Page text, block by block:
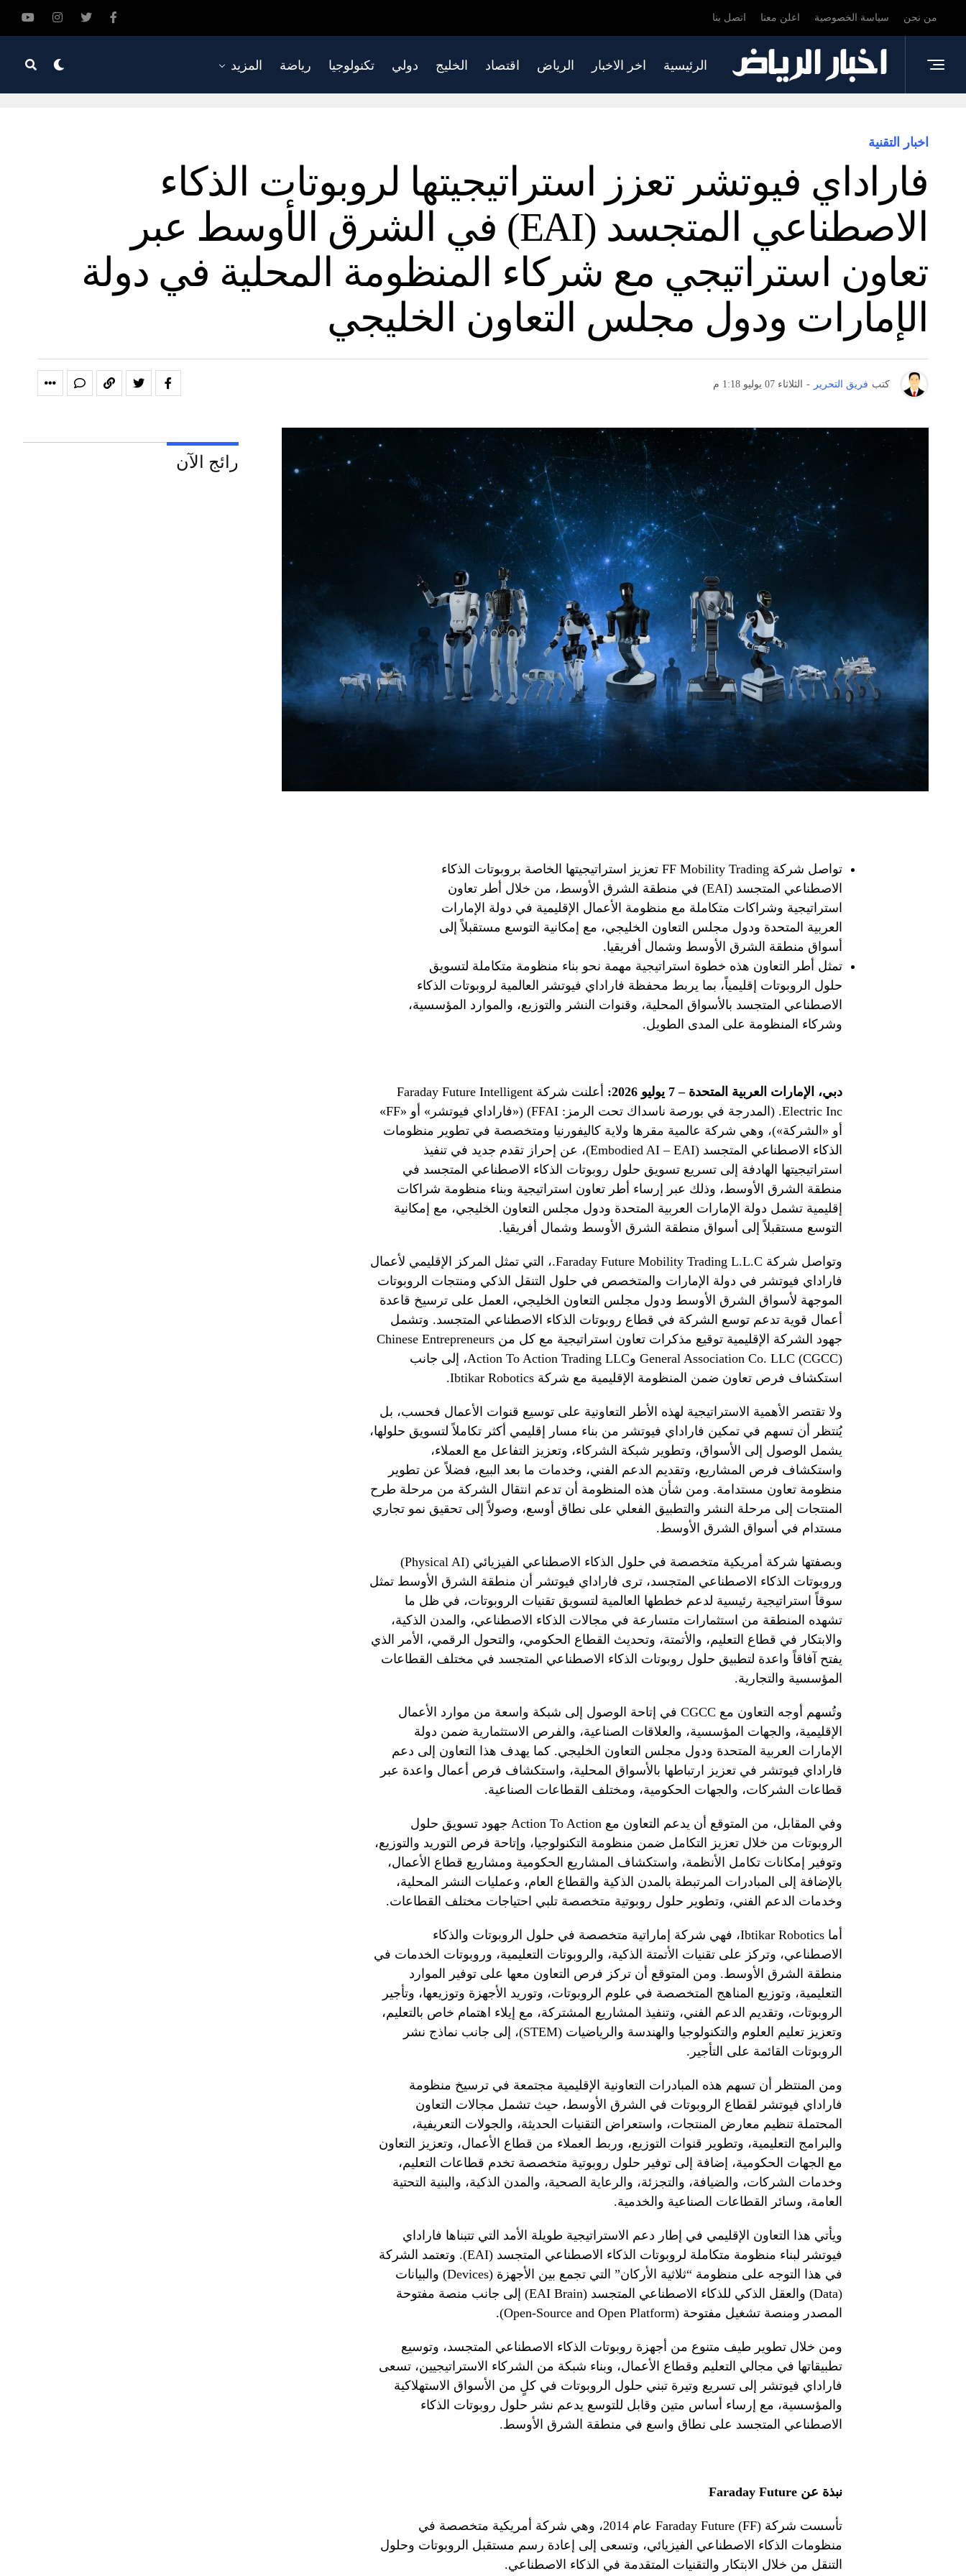
من نحن سياسة الخصوصية اعلن معنا اتصل بنا
الرئيسية اخر الاخبار الرياض اقتصاد الخليج دولي تكنولوجيا رياضة المزيد
اخبار التقنية
فاراداي فيوتشر تعزز استراتيجيتها لروبوتات الذكاء
الاصطناعي المتجسد (EAI) في الشرق الأوسط عبر
تعاون استراتيجي مع شركاء المنظومة المحلية في دولة
الإمارات ودول مجلس التعاون الخليجي
كتب فريق التحرير - الثلاثاء 07 يوليو 1:18 م
تواصل شركة FF Mobility Trading تعزيز استراتيجيتها الخاصة بروبوتات الذكاء
الاصطناعي المتجسد (EAI) في منطقة الشرق الأوسط، من خلال أطر تعاون
استراتيجية وشراكات متكاملة مع منظومة الأعمال الإقليمية في دولة الإمارات
العربية المتحدة ودول مجلس التعاون الخليجي، مع إمكانية التوسع مستقبلاً إلى
أسواق منطقة الشرق الأوسط وشمال أفريقيا.
تمثل أطر التعاون هذه خطوة استراتيجية مهمة نحو بناء منظومة متكاملة لتسويق
حلول الروبوتات إقليمياً، بما يربط محفظة فاراداي فيوتشر العالمية لروبوتات الذكاء
الاصطناعي المتجسد بالأسواق المحلية، وقنوات النشر والتوزيع، والموارد المؤسسية،
وشركاء المنظومة على المدى الطويل.
دبي، الإمارات العربية المتحدة – 7 يوليو 2026:
أعلنت شركة Faraday Future Intelligent
Electric Inc. (المدرجة في بورصة ناسداك تحت الرمز: FFAI) («فاراداي فيوتشر» أو «FF»
أو «الشركة»)، وهي شركة عالمية مقرها ولاية كاليفورنيا ومتخصصة في تطوير منظومات
الذكاء الاصطناعي المتجسد (Embodied AI – EAI)، عن إحراز تقدم جديد في تنفيذ
استراتيجيتها الهادفة إلى تسريع تسويق حلول روبوتات الذكاء الاصطناعي المتجسد في
منطقة الشرق الأوسط، وذلك عبر إرساء أطر تعاون استراتيجية وبناء منظومة شراكات
إقليمية تشمل دولة الإمارات العربية المتحدة ودول مجلس التعاون الخليجي، مع إمكانية
التوسع مستقبلاً إلى أسواق منطقة الشرق الأوسط وشمال أفريقيا.
وتواصل شركة Faraday Future Mobility Trading L.L.C.، التي تمثل المركز الإقليمي لأعمال
فاراداي فيوتشر في دولة الإمارات والمتخصص في حلول التنقل الذكي ومنتجات الروبوتات
الموجهة لأسواق الشرق الأوسط ودول مجلس التعاون الخليجي، العمل على ترسيخ قاعدة
أعمال قوية تدعم توسع الشركة في قطاع روبوتات الذكاء الاصطناعي المتجسد. وتشمل
جهود الشركة الإقليمية توقيع مذكرات تعاون استراتيجية مع كل من Chinese Entrepreneurs
General Association Co. LLC (CGCC) وAction To Action Trading LLC، إلى جانب
استكشاف فرص تعاون ضمن المنظومة الإقليمية مع شركة Ibtikar Robotics.
ولا تقتصر الأهمية الاستراتيجية لهذه الأطر التعاونية على توسيع قنوات الأعمال فحسب، بل
يُنتظر أن تسهم في تمكين فاراداي فيوتشر من بناء مسار إقليمي أكثر تكاملاً لتسويق حلولها،
يشمل الوصول إلى الأسواق، وتطوير شبكة الشركاء، وتعزيز التفاعل مع العملاء،
واستكشاف فرص المشاريع، وتقديم الدعم الفني، وخدمات ما بعد البيع، فضلاً عن تطوير
منظومة تعاون مستدامة. ومن شأن هذه المنظومة أن تدعم انتقال الشركة من مرحلة طرح
المنتجات إلى مرحلة النشر والتطبيق الفعلي على نطاق أوسع، وصولاً إلى تحقيق نمو تجاري
مستدام في أسواق الشرق الأوسط.
وبصفتها شركة أمريكية متخصصة في حلول الذكاء الاصطناعي الفيزيائي (Physical AI)
وروبوتات الذكاء الاصطناعي المتجسد، ترى فاراداي فيوتشر أن منطقة الشرق الأوسط تمثل
سوقاً استراتيجية رئيسية لدعم خططها العالمية لتسويق تقنيات الروبوتات، في ظل ما
تشهده المنطقة من استثمارات متسارعة في مجالات الذكاء الاصطناعي، والمدن الذكية،
والابتكار في قطاع التعليم، والأتمتة، وتحديث القطاع الحكومي، والتحول الرقمي، الأمر الذي
يفتح آفاقاً واعدة لتطبيق حلول روبوتات الذكاء الاصطناعي المتجسد في مختلف القطاعات
المؤسسية والتجارية.
وتُسهم أوجه التعاون مع CGCC في إتاحة الوصول إلى شبكة واسعة من موارد الأعمال
الإقليمية، والجهات المؤسسية، والعلاقات الصناعية، والفرص الاستثمارية ضمن دولة
الإمارات العربية المتحدة ودول مجلس التعاون الخليجي. كما يهدف هذا التعاون إلى دعم
فاراداي فيوتشر في تعزيز ارتباطها بالأسواق المحلية، واستكشاف فرص أعمال واعدة عبر
قطاعات الشركات، والجهات الحكومية، ومختلف القطاعات الصناعية.
وفي المقابل، من المتوقع أن يدعم التعاون مع Action To Action جهود تسويق حلول
الروبوتات من خلال تعزيز التكامل ضمن منظومة التكنولوجيا، وإتاحة فرص التوريد والتوزيع،
وتوفير إمكانات تكامل الأنظمة، واستكشاف المشاريع الحكومية ومشاريع قطاع الأعمال،
بالإضافة إلى المبادرات المرتبطة بالمدن الذكية والقطاع العام، وعمليات النشر المحلية،
وخدمات الدعم الفني، وتطوير حلول روبوتية متخصصة تلبي احتياجات مختلف القطاعات.
أما Ibtikar Robotics، فهي شركة إماراتية متخصصة في حلول الروبوتات والذكاء
الاصطناعي، وتركز على تقنيات الأتمتة الذكية، والروبوتات التعليمية، وروبوتات الخدمات في
منطقة الشرق الأوسط. ومن المتوقع أن تركز فرص التعاون معها على توفير الموارد
التعليمية، وتوزيع المناهج المتخصصة في علوم الروبوتات، وتوريد الأجهزة وتوزيعها، وتأجير
الروبوتات، وتقديم الدعم الفني، وتنفيذ المشاريع المشتركة، مع إيلاء اهتمام خاص بالتعليم،
وتعزيز تعليم العلوم والتكنولوجيا والهندسة والرياضيات (STEM)، إلى جانب نماذج نشر
الروبوتات القائمة على التأجير.
ومن المنتظر أن تسهم هذه المبادرات التعاونية الإقليمية مجتمعة في ترسيخ منظومة
فاراداي فيوتشر لقطاع الروبوتات في الشرق الأوسط، حيث تشمل مجالات التعاون
المحتملة تنظيم معارض المنتجات، واستعراض التقنيات الحديثة، والجولات التعريفية،
والبرامج التعليمية، وتطوير قنوات التوزيع، وربط العملاء من قطاع الأعمال، وتعزيز التعاون
مع الجهات الحكومية، إضافة إلى توفير حلول روبوتية متخصصة تخدم قطاعات التعليم،
وخدمات الشركات، والضيافة، والتجزئة، والرعاية الصحية، والمدن الذكية، والبنية التحتية
العامة، وسائر القطاعات الصناعية والخدمية.
ويأتي هذا التعاون الإقليمي في إطار دعم الاستراتيجية طويلة الأمد التي تتبناها فاراداي
فيوتشر لبناء منظومة متكاملة لروبوتات الذكاء الاصطناعي المتجسد (EAI). وتعتمد الشركة
في هذا التوجه على منظومة “ثلاثية الأركان” التي تجمع بين الأجهزة (Devices) والبيانات
(Data) والعقل الذكي للذكاء الاصطناعي المتجسد (EAI Brain) إلى جانب منصة مفتوحة
المصدر ومنصة تشغيل مفتوحة (Open-Source and Open Platform).
ومن خلال تطوير طيف متنوع من أجهزة روبوتات الذكاء الاصطناعي المتجسد، وتوسيع
تطبيقاتها في مجالي التعليم وقطاع الأعمال، وبناء شبكة من الشركاء الاستراتيجيين، تسعى
فاراداي فيوتشر إلى تسريع وتيرة تبني حلول الروبوتات في كلٍ من الأسواق الاستهلاكية
والمؤسسية، مع إرساء أساس متين وقابل للتوسع يدعم نشر حلول روبوتات الذكاء
الاصطناعي المتجسد على نطاق واسع في منطقة الشرق الأوسط.
نبذة عن Faraday Future
تأسست شركة Faraday Future (FF) عام 2014، وهي شركة أمريكية متخصصة في
منظومات الذكاء الاصطناعي الفيزيائي، وتسعى إلى إعادة رسم مستقبل الروبوتات وحلول
التنقل من خلال الابتكار والتقنيات المتقدمة في الذكاء الاصطناعي.
رائج الآن